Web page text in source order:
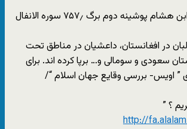
-۸سیرت رسول الله، ابن هشام پوشینه دوم برگ ۷۵۷٫ سوره الانفال
در افغانستان، داعشیان در مناطق تحت
سعودی و سومالی و… برپا کرده اند. برای
” اویس- بررسی وقایع جهان اسلام “/
؟ ”
http://